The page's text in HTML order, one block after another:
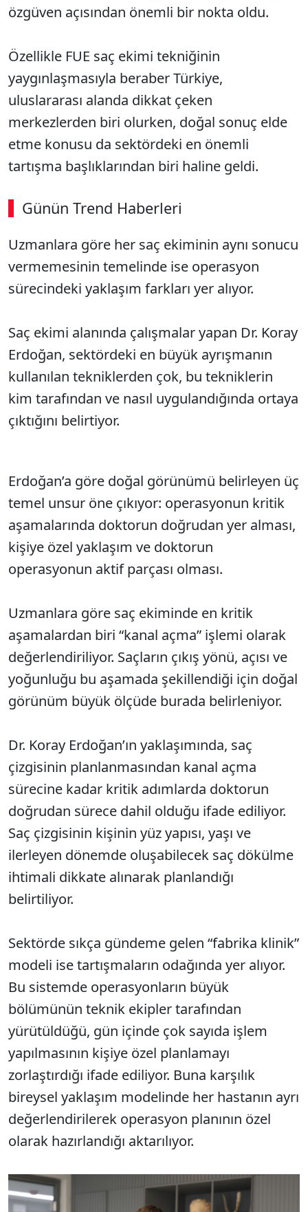
özgüven açısından önemli bir nokta oldu.
Özellikle FUE saç ekimi tekniğinin
yaygınlaşmasıyla beraber Türkiye,
uluslararası alanda dikkat çeken
merkezlerden biri olurken, doğal sonuç elde
etme konusu da sektördeki en önemli
tartışma başlıklarından biri haline geldi.
Günün Trend Haberleri
Uzmanlara göre her saç ekiminin aynı sonucu
vermemesinin temelinde ise operasyon
sürecindeki yaklaşım farkları yer alıyor.
Saç ekimi alanında çalışmalar yapan Dr. Koray
Erdoğan, sektördeki en büyük ayrışmanın
kullanılan tekniklerden çok, bu tekniklerin
kim tarafından ve nasıl uygulandığında ortaya
çıktığını belirtiyor.
Erdoğan’a göre doğal görünümü belirleyen üç
temel unsur öne çıkıyor: operasyonun kritik
aşamalarında doktorun doğrudan yer alması,
kişiye özel yaklaşım ve doktorun
operasyonun aktif parçası olması.
Uzmanlara göre saç ekiminde en kritik
aşamalardan biri “kanal açma” işlemi olarak
değerlendiriliyor. Saçların çıkış yönü, açısı ve
yoğunluğu bu aşamada şekillendiği için doğal
görünüm büyük ölçüde burada belirleniyor.
Dr. Koray Erdoğan’ın yaklaşımında, saç
çizgisinin planlanmasından kanal açma
sürecine kadar kritik adımlarda doktorun
doğrudan sürece dahil olduğu ifade ediliyor.
Saç çizgisinin kişinin yüz yapısı, yaşı ve
ilerleyen dönemde oluşabilecek saç dökülme
ihtimali dikkate alınarak planlandığı
belirtiliyor.
Sektörde sıkça gündeme gelen “fabrika klinik”
modeli ise tartışmaların odağında yer alıyor.
Bu sistemde operasyonların büyük
bölümünün teknik ekipler tarafından
yürütüldüğü, gün içinde çok sayıda işlem
yapılmasının kişiye özel planlamayı
zorlaştırdığı ifade ediliyor. Buna karşılık
bireysel yaklaşım modelinde her hastanın ayrı
değerlendirilerek operasyon planının özel
olarak hazırlandığı aktarılıyor.